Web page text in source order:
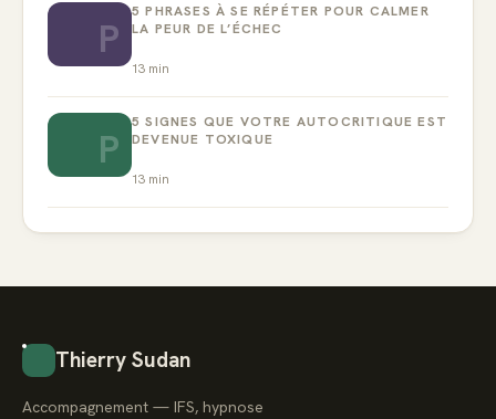
P
5 PHRASES À SE RÉPÉTER POUR CALMER
LA PEUR DE L’ÉCHEC
13 min
P
5 SIGNES QUE VOTRE AUTOCRITIQUE EST
DEVENUE TOXIQUE
13 min
Thierry Sudan
Accompagnement — IFS, hypnose